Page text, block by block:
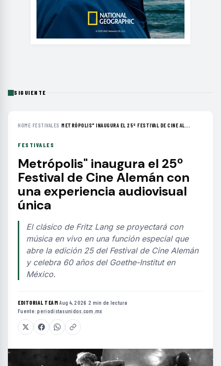
SIGUIENTE
HOME›FESTIVALES ›METRÓPOLIS" INAUGURA EL 25º FESTIVAL DE CINE AL...
FESTIVALES
Metrópolis" inaugura el 25º
Festival de Cine Alemán con
una experiencia audiovisual
única
El clásico de Fritz Lang se proyectará con
música en vivo en una función especial que
abre la edición 25 del Festival de Cine Alemán
y celebra 60 años del Goethe-Institut en
México.
EDITORIAL TEAM·Aug 4, 2026 ·2 min de lectura ·
Fuente:periodistasunidos.com.mx